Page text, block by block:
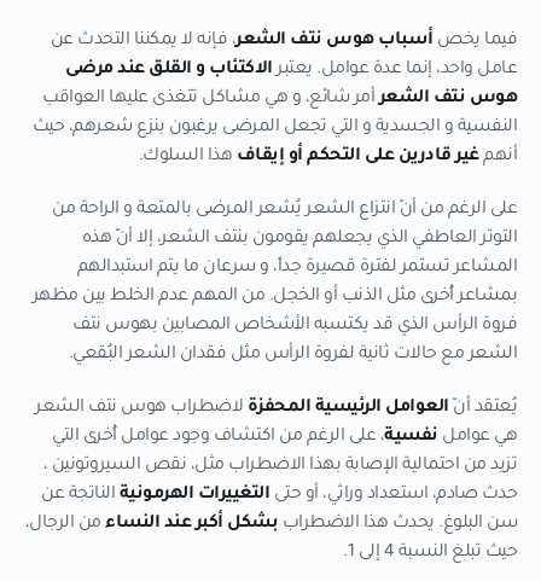
فيما يخص أسباب هوس نتف الشعر، فإنه لا يمكننا التحدث عن
عامل واحد، إنما عدة عوامل. يعتبر الاكتئاب و القلق عند مرضى
هوس نتف الشعرأمر شائع، و هي مشاكل تتغذى عليها العواقب
النفسية و الجسدية و التي تجعل المرضى يرغبون بنزع شعرهم، حيث
أنهمغير قادرين على التحكم أو إيقاف هذا السلوك.
على الرغم من أنّ انتزاع الشعر يُشعر المرضى بالمتعة و الراحة من
التوتر العاطفي الذي يجعلهم يقومون بنتف الشعر، إلا أنّ هذه
المشاعر تستمر لفترة قصيرة جداً، و سرعان ما يتم استبدالهم
بمشاعر أُخرى مثل الذنب أو الخجل. من المهم عدم الخلط بين مظهر
فروة الرأس الذي قد يكتسبه الأشخاص المصابين بهوس نتف
الشعر مع حالات ثانية لفروة الرأس مثل فقدان الشعر البُقعي.
يُعتقد أنّ العوامل الرئيسية المحفزة لاضطراب هوس نتف الشعر
هي عوامل نفسية، على الرغم من اكتشاف وجود عوامل أُخرى التي
تزيد من احتمالية الإصابة بهذا الاضطراب مثل، نقص السيروتونين ،
حدث صادم، استعداد وراثي، أو حتى التغييرات الهرمونية الناتجة عن
سن البلوغ. يحدث هذا الاضطراب بشكل أكبر عند النساء من الرجال،
حيث تبلغ النسبة 4 إلى 1.